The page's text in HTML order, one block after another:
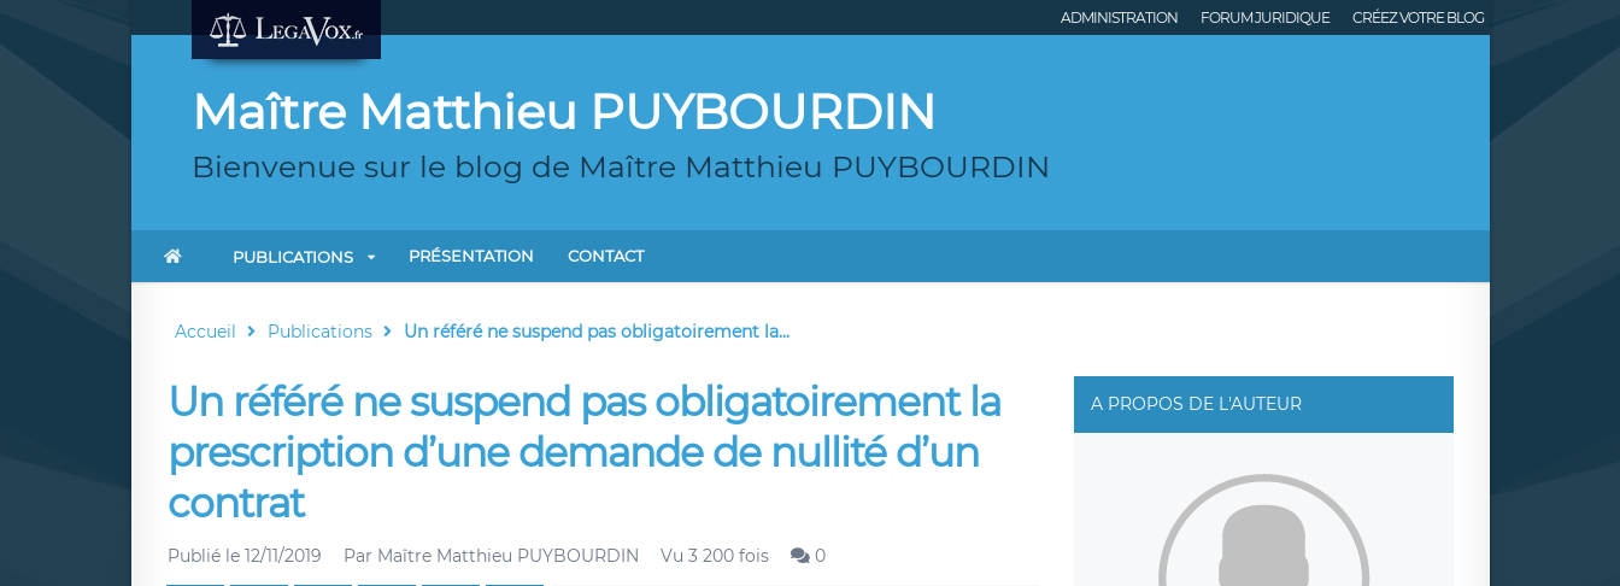
ADMINISTRATION FORUM JURIDIQUE CRÉEZ VOTRE BLOG
Maître Matthieu PUYBOURDIN
Bienvenue sur le blog de Maître Matthieu PUYBOURDIN
PUBLICATIONS PRÉSENTATION CONTACT
Accueil Publications Un référé ne suspend pas obligatoirement la...
Un référé ne suspend pas obligatoirement la
prescription d’une demande de nullité d’un
contrat
Publié le 12/11/2019 Par Maître Matthieu PUYBOURDIN Vu 3 200 fois 0
A PROPOS DE L'AUTEUR